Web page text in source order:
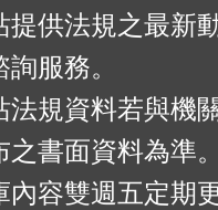
提供法規之最新
服務。
法規資料若與機
之書面資料為準。
內容雙週五定期